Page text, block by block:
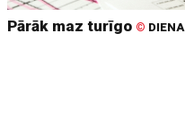
Pārāk maz turīgo © DIENA